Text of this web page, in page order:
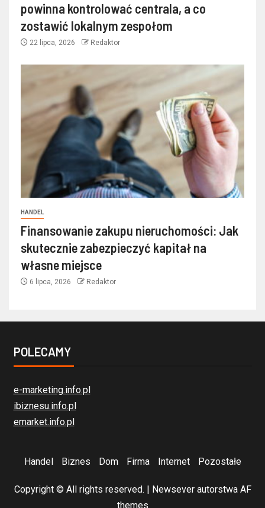
powinna kontrolować centrala, a co
zostawić lokalnym zespołom
22 lipca, 2026 Redaktor
HANDEL
Finansowanie zakupu nieruchomości: Jak
skutecznie zabezpieczyć kapitał na
własne miejsce
6 lipca, 2026 Redaktor
POLECAMY
e-marketing.info.pl
ibiznesu.info.pl
emarket.info.pl
Handel Biznes Dom Firma Internet Pozostałe
Copyright © All rights reserved. Newseverautorstwa AF
themes